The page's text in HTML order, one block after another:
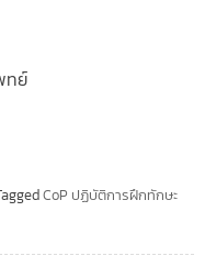
ทย์
CoP ปฏิบัติการฝึกทักษะ